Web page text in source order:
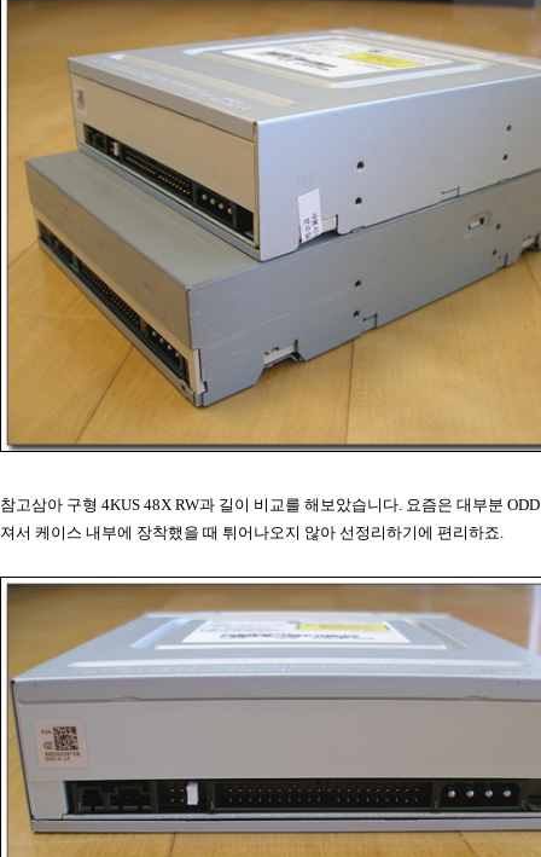
참고삼아 구형 4KUS 48X RW과 길이 비교를 해보았습니다. 요즘은 대부분
져서 케이스 내부에 장착했을 때 튀어나오지 않아 선정리하기에 편리하죠.